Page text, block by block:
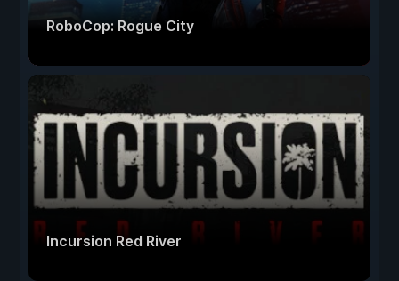
RoboCop: Rogue City
Incursion Red River